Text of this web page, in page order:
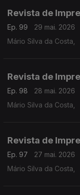
Revista de
Ep. 99
29 mai. 2026
Mário Silva da Costa,
Revista de
Ep. 98
28 mai. 2026
Mário Silva da Costa,
Revista de
Ep. 97
27 mai. 2026
Mário Silva da Costa,